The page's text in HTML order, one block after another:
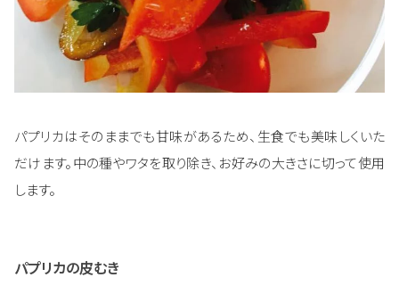
パプリカはそのままでも甘味があるため、生食でも美味しくいた
だけます。中の種やワタを取り除き、お好みの大きさに切って使用
します。
パプリカの皮むき